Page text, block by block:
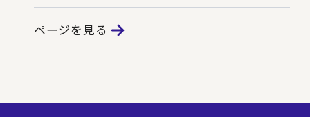
ページを見る